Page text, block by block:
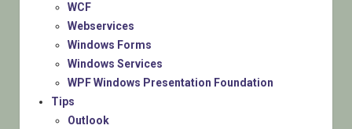
WCF
Webservices
Windows Forms
Windows Services
WPF Windows Presentation Foundation
Tips
Outlook